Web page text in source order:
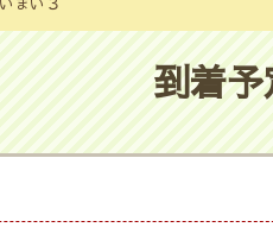
まい３
到着予